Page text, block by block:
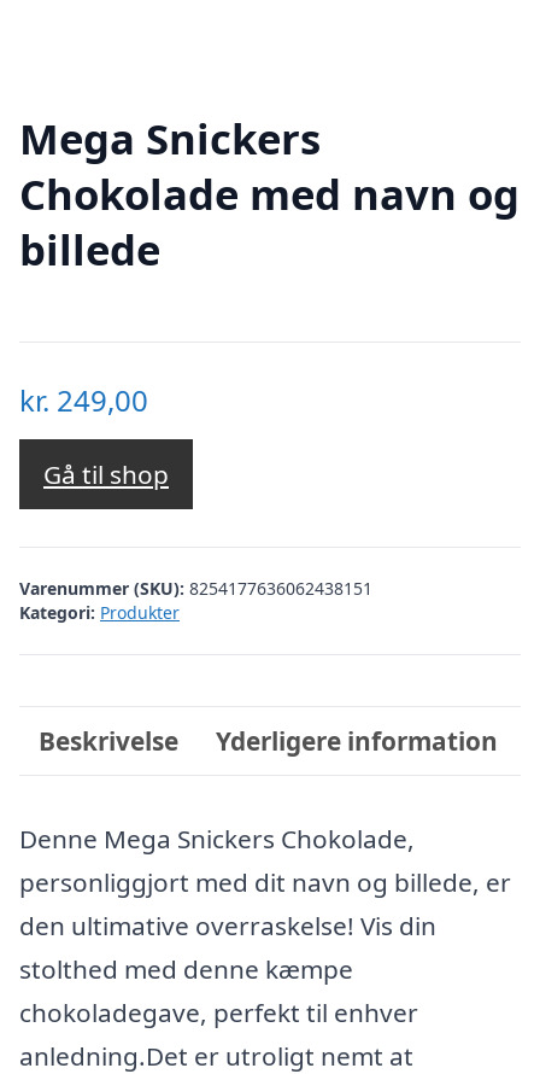
Mega Snickers
Chokolade med navn og
billede
kr. 249,00
Gå til shop
Varenummer (SKU): 8254177636062438151
Kategori: Produkter
Beskrivelse Yderligere information
Denne Mega Snickers Chokolade,
personliggjort med dit navn og billede, er
den ultimative overraskelse! Vis din
stolthed med denne kæmpe
chokoladegave, perfekt til enhver
anledning.Det er utroligt nemt at